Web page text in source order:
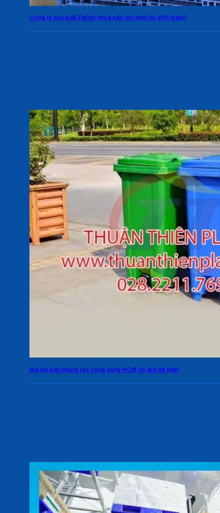
Công ty sản xuất Pallet nhựa nào lớn nhất tại Việt Nam?
Địa chỉ bán thùng rác công cộng HCM có giá tốt nhất